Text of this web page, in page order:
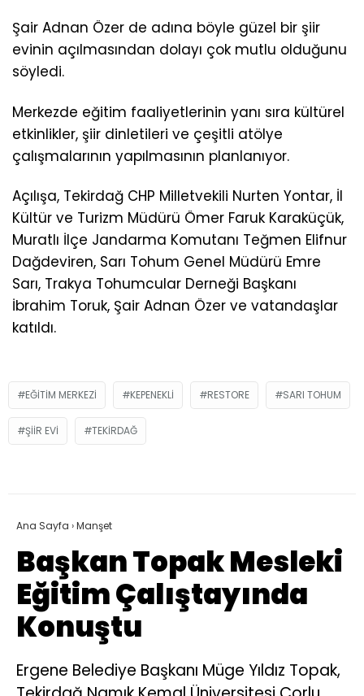
Şair Adnan Özer de adına böyle güzel bir şiir
evinin açılmasından dolayı çok mutlu olduğunu
söyledi.
Merkezde eğitim faaliyetlerinin yanı sıra kültürel
etkinlikler, şiir dinletileri ve çeşitli atölye
çalışmalarının yapılmasının planlanıyor.
Açılışa, Tekirdağ CHP Milletvekili Nurten Yontar, İl
Kültür ve Turizm Müdürü Ömer Faruk Karaküçük,
Muratlı İlçe Jandarma Komutanı Teğmen Elifnur
Dağdeviren, Sarı Tohum Genel Müdürü Emre
Sarı, Trakya Tohumcular Derneği Başkanı
İbrahim Toruk, Şair Adnan Özer ve vatandaşlar
katıldı.
EĞITIM MERKEZI KEPENEKLI RESTORE SARI TOHUM
ŞIIR EVI TEKIRDAĞ
Ana Sayfa ›Manşet
Başkan Topak Mesleki
Eğitim Çalıştayında
Konuştu
Ergene Belediye Başkanı Müge Yıldız Topak,